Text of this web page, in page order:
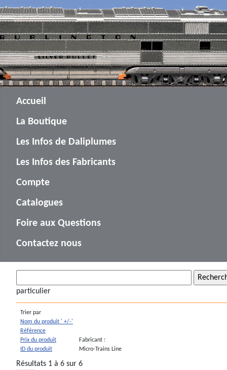
Accueil
La Boutique
Les Infos de Daliplumes
Les Infos des Fabricants
Compte
Catalogues
Foire aux Questions
Contactez nous
particulier
Trier par
Nom du produit ' +/-'
Référence
Prix du produit
ID du produit
Fabricant :
Micro-Trains Line
Résultats 1 à 6 sur 6